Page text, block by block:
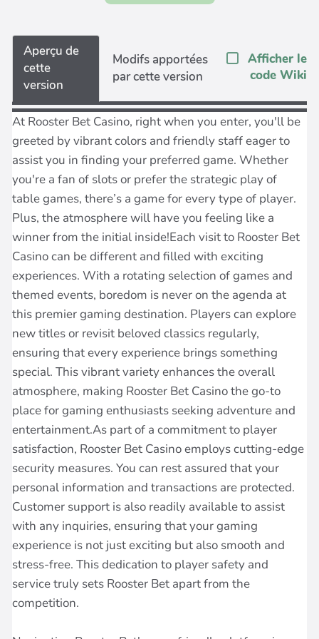
Aperçu de
cette
version
Modifs apportées
par cette version
Afficher le
code Wiki